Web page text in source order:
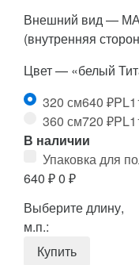
Внешний вид —
(внутренняя
Цвет — «белый
320 см640 ₽
360 см720 ₽
В наличии
Упаковка для
640 ₽0 ₽
Выберите длину,
м.п.: